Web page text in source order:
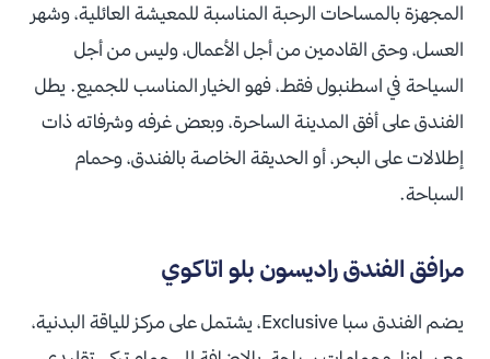
المجهزة بالمساحات الرحبة المناسبة للمعيشة العائلية، وشهر
العسل، وحتى القادمين من أجل الأعمال، وليس من أجل
السياحة في اسطنبول فقط، فهو الخيار المناسب للجميع. يطل
الفندق على أفق المدينة الساحرة، وبعض غرفه وشرفاته ذات
إطلالات على البحر، أو الحديقة الخاصة بالفندق، وحمام
السباحة.
مرافق الفندق راديسون بلو اتاكوي
يضم الفندق سبا Exclusive، يشتمل على مركز للياقة البدنية،